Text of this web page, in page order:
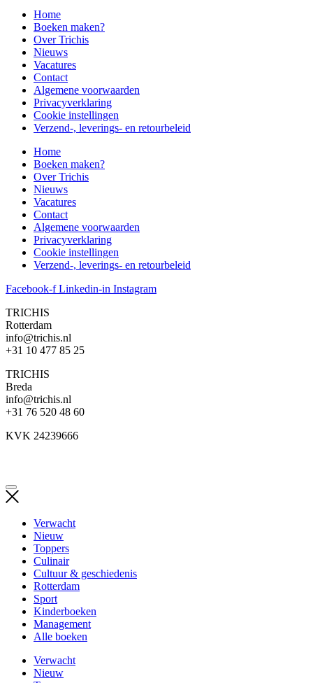
Home
Boeken maken?
Over Trichis
Nieuws
Vacatures
Contact
Algemene voorwaarden
Privacyverklaring
Cookie instellingen
Verzend-, leverings- en retourbeleid
Home
Boeken maken?
Over Trichis
Nieuws
Vacatures
Contact
Algemene voorwaarden
Privacyverklaring
Cookie instellingen
Verzend-, leverings- en retourbeleid
Facebook-f Linkedin-in Instagram
TRICHIS
Rotterdam
info@trichis.nl
+31 10 477 85 25
TRICHIS
Breda
info@trichis.nl
+31 76 520 48 60
KVK 24239666
Verwacht
Nieuw
Toppers
Culinair
Cultuur & geschiedenis
Rotterdam
Sport
Kinderboeken
Management
Alle boeken
Verwacht
Nieuw